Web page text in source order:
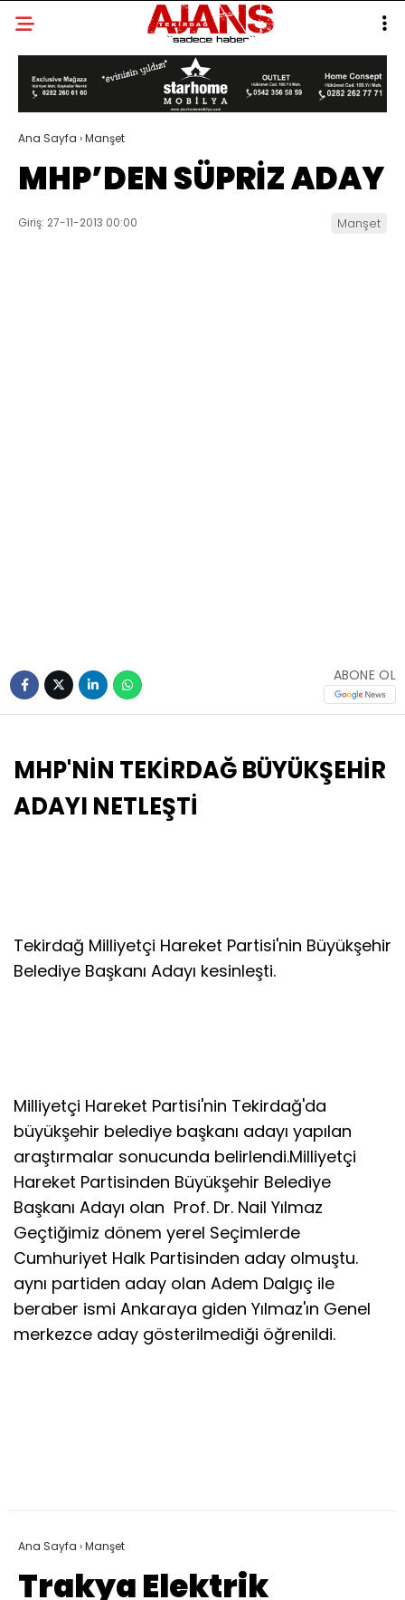
Ana Sayfa ›Manşet
MHP’DEN SÜPRİZ ADAY
Giriş: 27-11-2013 00:00 Manşet
ABONE OL
MHP'NİN TEKİRDAĞ BÜYÜKŞEHİR
ADAYI NETLEŞTİ
Tekirdağ Milliyetçi Hareket Partisi'nin Büyükşehir
Belediye Başkanı Adayı kesinleşti.
Milliyetçi Hareket Partisi'nin Tekirdağ'da
büyükşehir belediye başkanı adayı yapılan
araştırmalar sonucunda belirlendi.Milliyetçi
Hareket Partisinden Büyükşehir Belediye
Başkanı Adayı olan Prof. Dr. Nail Yılmaz
Geçtiğimiz dönem yerel Seçimlerde
Cumhuriyet Halk Partisinden aday olmuştu.
aynı partiden aday olan Adem Dalgıç ile
beraber ismi Ankaraya giden Yılmaz'ın Genel
merkezce aday gösterilmediği öğrenildi.
Ana Sayfa ›Manşet
Trakya Elektrik